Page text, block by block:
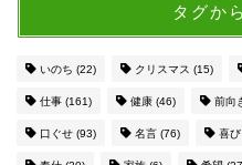
タグか
いのち (22) クリスマス (15)
仕事 (161) 健康 (46) 前向
口ぐせ (93) 名言 (76) 喜び